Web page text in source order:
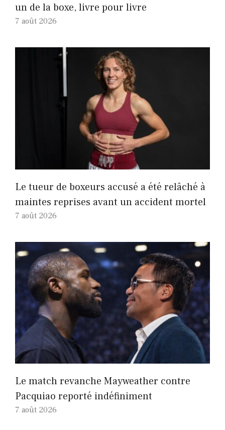
un de la boxe, livre pour livre
7 août 2026
Le tueur de boxeurs accusé a été relâché à
maintes reprises avant un accident mortel
7 août 2026
Le match revanche Mayweather contre
Pacquiao reporté indéfiniment
7 août 2026